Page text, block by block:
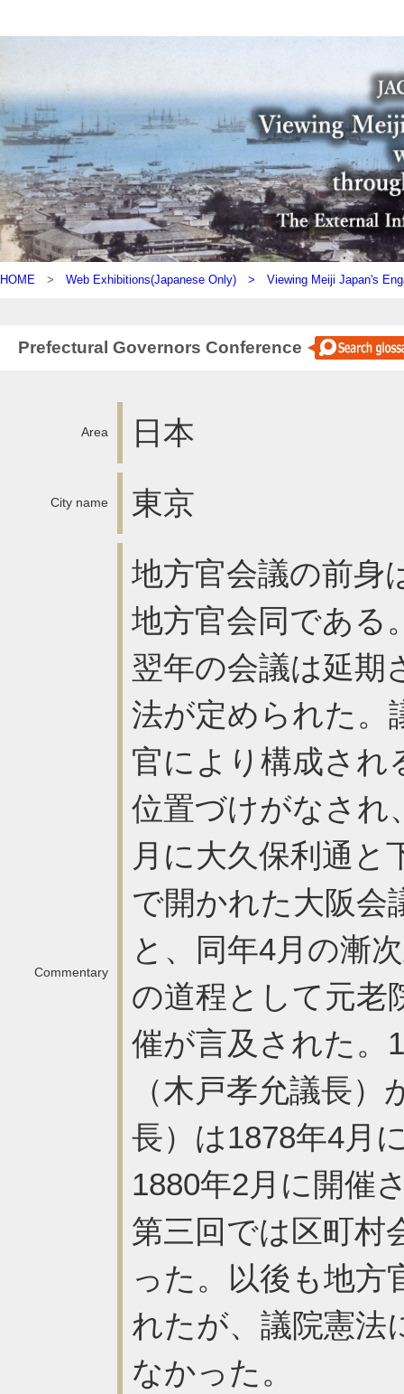
HOME > Web Exhibitions(Japanese Only) > Viewing Meiji Japan's
Prefectural Governors Conference
Area 日本
City name 東京
Commentary
地方官会議の前身
地方官会同である
翌年の会議は延期
法が定められた。
官により構成され
位置づけがなされ
月に大久保利通と
で開かれた大阪会
と、同年4月の漸
の道程として元老
催が言及された。
（木戸孝允議長
長）は1878年4月
1880年2月に開催
第三回では区町村
った。以後も地方
れたが、議院憲法
なかった。